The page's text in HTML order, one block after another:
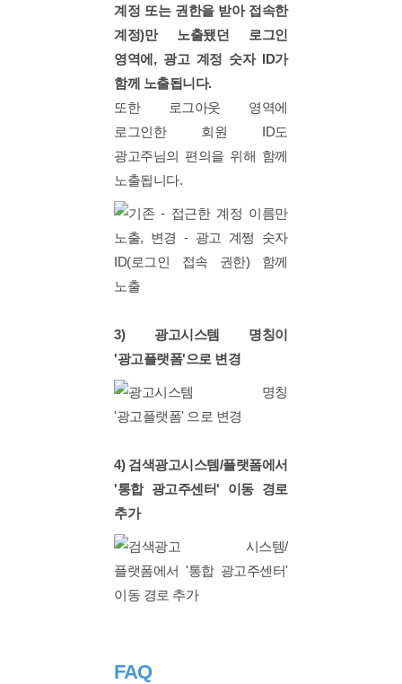
계정 또는 권한을 받아 접속한
계정)만 노출됐던 로그인
영역에, 광고 계정 숫자 ID가
함께 노출됩니다.
또한 로그아웃 영역에
로그인한 회원 ID도
광고주님의 편의을 위해 함께
노출됩니다.
3) 광고시스템 명칭이
'광고플랫폼'으로 변경
4) 검색광고시스템/플랫폼에서
'통합 광고주센터' 이동 경로
추가
FAQ